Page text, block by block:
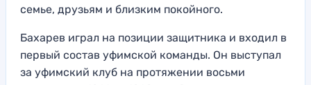
семье, друзьям и близким покойного.
Бахарев играл на позиции защитника и входил в
первый состав уфимской команды. Он выступал
за уфимский клуб на протяжении восьми